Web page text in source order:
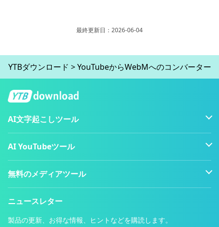
最終更新日：2026-06-04
YTBダウンロード >YouTubeからWebMへのコンバーター
AI文字起こしツール
AI YouTubeツール
無料のメディアツール
ニュースレター
製品の更新、お得な情報、ヒントなどを購読します。